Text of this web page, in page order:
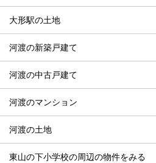
大形駅の土地
河渡の新築戸建て
河渡の中古戸建て
河渡のマンション
河渡の土地
東山の下小学校の周辺の物件をみる